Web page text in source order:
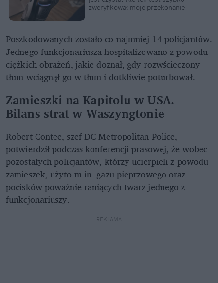
zweryfikował moje przekonanie
Poszkodowanych zostało co najmniej 14 policjantów.
Jednego funkcjonariusza hospitalizowano z powodu
ciężkich obrażeń, jakie doznał, gdy rozwścieczony
tłum wciągnął go w tłum i dotkliwie poturbował.
Zamieszki na Kapitolu w USA.
Bilans strat w Waszyngtonie
Robert Contee, szef DC Metropolitan Police,
potwierdził podczas konferencji prasowej, że wobec
pozostałych policjantów, którzy ucierpieli z powodu
zamieszek, użyto m.in. gazu pieprzowego oraz
pocisków poważnie raniących twarz jednego z
funkcjonariuszy.
REKLAMA